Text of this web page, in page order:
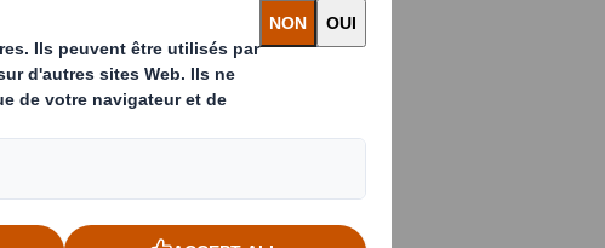
porté à nos clients, à